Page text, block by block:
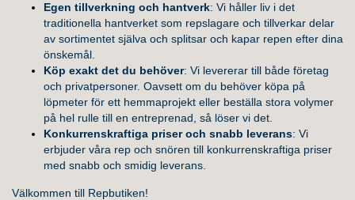
Egen tillverkning och hantverk: Vi håller liv i det
traditionella hantverket som repslagare och tillverkar delar
av sortimentet själva och splitsar och kapar repen efter dina
önskemål.
Köp exakt det du behöver: Vi levererar till både företag
och privatpersoner. Oavsett om du behöver köpa på
löpmeter för ett hemmaprojekt eller beställa stora volymer
på hel rulle till en entreprenad, så löser vi det.
Konkurrenskraftiga priser och snabb leverans: Vi
erbjuder våra rep och snören till konkurrenskraftiga priser
med snabb och smidig leverans.
Välkommen till Repbutiken!